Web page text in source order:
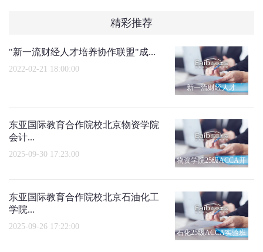
精彩推荐
新一流财经人才
"新一流财经人才培养协作联盟"成...
2022-02-21 18:00:00
物资学院25级ACCA开
东亚国际教育合作院校北京物资学院
会计...
2025-09-30 17:23:00
石化25级ACCA实验班
东亚国际教育合作院校北京石油化工
学院...
2025-09-26 17:22:00